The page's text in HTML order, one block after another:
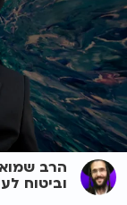
הרב
וביטוח